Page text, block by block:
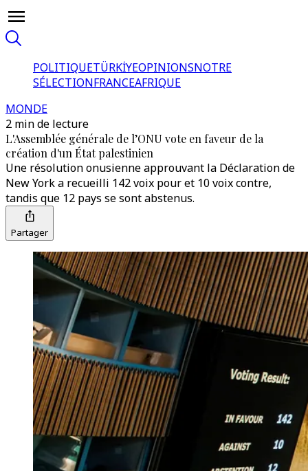
POLITIQUETÜRKİYEOPINIONSNOTRE
SÉLECTIONFRANCEAFRIQUE
MONDE
2 min de lecture
L'Assemblée générale de l’ONU vote en faveur de la
création d'un État palestinien
Une résolution onusienne approuvant la Déclaration de
New York a recueilli 142 voix pour et 10 voix contre,
tandis que 12 pays se sont abstenus.
Partager